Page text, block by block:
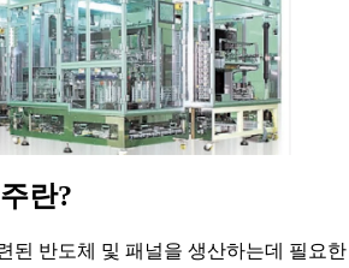
란?
된 반도체 및 패널을 생산하는데 필요한